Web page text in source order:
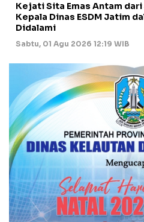
Kejati Sita Emas Antam dari
Kepala Dinas ESDM Jatim
Didalami
Sabtu, 01 Agu 2026 12:19 WIB